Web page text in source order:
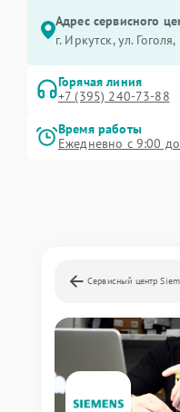
Адрес сервисного
г. Иркутск, ул. ​Гоголя,
Горячая линия
+7 (395) 240-73-88
Время работы
Ежедневно с 9:00
Сервисный центр